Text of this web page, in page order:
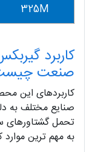
325M
کاربرد
صنعت
کاربردهای این
صنایع مختلف به
تحمل گشتاورهای
به مهم ترین